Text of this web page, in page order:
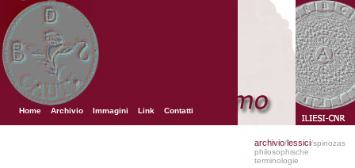
Home Archivio Immagini Link Contatti
archivio/lessici/spinozas
philosophische
terminologie